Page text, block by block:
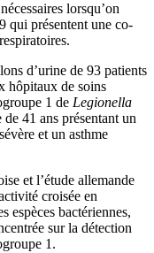
lorsqu’on
qui présentent une co-
d’urine de 93 patients
hôpitaux de soins
1 de Legionella
41 ans présentant un
et un asthme
et l’étude allemande
croisée en
espèces bactériennes,
sur la détection
1.